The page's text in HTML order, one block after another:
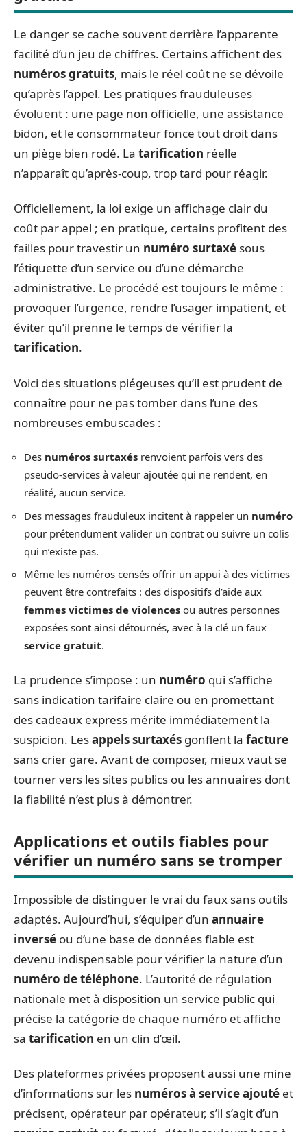
Le danger se cache souvent derrière l’apparente
facilité d’un jeu de chiffres. Certains affichent des
numéros gratuits, mais le réel coût ne se dévoile
qu’après l’appel. Les pratiques frauduleuses
évoluent : une page non officielle, une assistance
bidon, et le consommateur fonce tout droit dans
un piège bien rodé. La tarification réelle
n’apparaît qu’après-coup, trop tard pour réagir.
Officiellement, la loi exige un affichage clair du
coût par appel ; en pratique, certains profitent des
failles pour travestir un numéro surtaxé sous
l’étiquette d’un service ou d’une démarche
administrative. Le procédé est toujours le même :
provoquer l’urgence, rendre l’usager impatient, et
éviter qu’il prenne le temps de vérifier la
tarification.
Voici des situations piégeuses qu’il est prudent de
connaître pour ne pas tomber dans l’une des
nombreuses embuscades :
Des numéros surtaxés renvoient parfois vers des
pseudo-services à valeur ajoutée qui ne rendent, en
réalité, aucun service.
Des messages frauduleux incitent à rappeler un numéro
pour prétendument valider un contrat ou suivre un colis
qui n’existe pas.
Même les numéros censés offrir un appui à des victimes
peuvent être contrefaits : des dispositifs d’aide aux
femmes victimes de violences ou autres personnes
exposées sont ainsi détournés, avec à la clé un faux
service gratuit.
La prudence s’impose : un numéro qui s’affiche
sans indication tarifaire claire ou en promettant
des cadeaux express mérite immédiatement la
suspicion. Lesappels surtaxés gonflent la facture
sans crier gare. Avant de composer, mieux vaut se
tourner vers les sites publics ou les annuaires dont
la fiabilité n’est plus à démontrer.
Applications et outils fiables pour
vérifier un numéro sans se tromper
Impossible de distinguer le vrai du faux sans outils
adaptés. Aujourd’hui, s’équiper d’un annuaire
inversé ou d’une base de données fiable est
devenu indispensable pour vérifier la nature d’un
numéro de téléphone. L’autorité de régulation
nationale met à disposition un service public qui
précise la catégorie de chaque numéro et affiche
sa tarification en un clin d’œil.
Des plateformes privées proposent aussi une mine
d’informations sur les numéros à service ajouté et
précisent, opérateur par opérateur, s’il s’agit d’un